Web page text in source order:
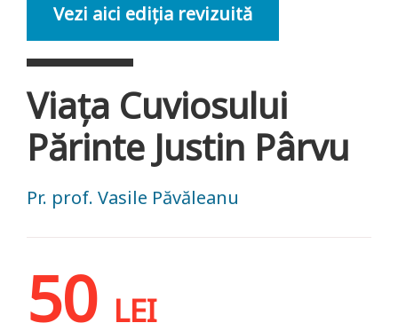
Vezi aici ediția revizuită
Viața Cuviosului
Părinte Justin Pârvu
Pr. prof. Vasile Păvăleanu
50 LEI